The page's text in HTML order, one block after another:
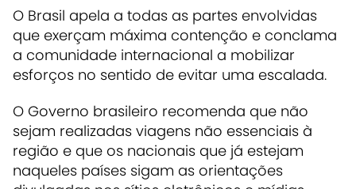
O Brasil apela a todas as partes envolvidas
que exerçam máxima contenção e conclama
a comunidade internacional a mobilizar
esforços no sentido de evitar uma escalada.
O Governo brasileiro recomenda que não
sejam realizadas viagens não essenciais à
região e que os nacionais que já estejam
naqueles países sigam as orientações